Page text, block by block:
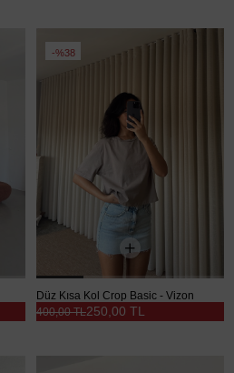
%38
Düz Kısa Kol Crop Basic - Vizon
250,00 TL
400,00 TL